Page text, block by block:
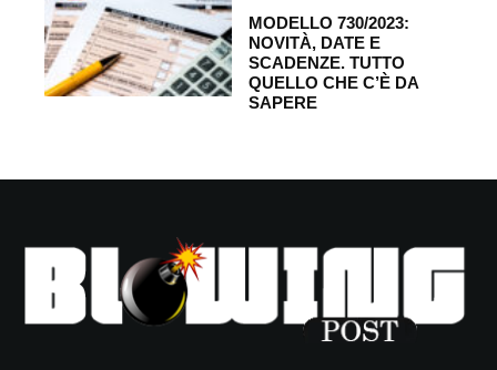
MODELLO 730/2023:
NOVITÀ, DATE E
SCADENZE. TUTTO
QUELLO CHE C’È DA
SAPERE